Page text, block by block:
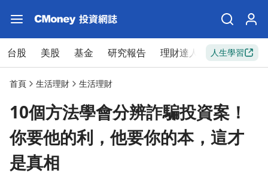
台股 美股 基金 研究報告 理財達人 新手入門
人生學習
首頁 生活理財 生活理財
10個方法學會分辨詐騙投資案！
你要他的利，他要你的本，這才
是真相